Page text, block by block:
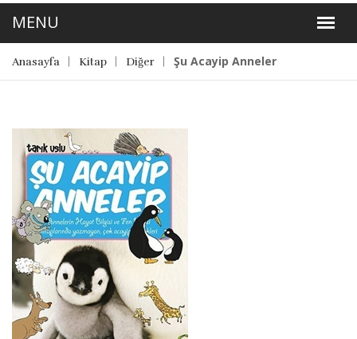
Anasayfa Kitap Diğer Şu Acayip Anneler